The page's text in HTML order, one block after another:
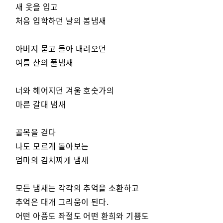
새 옷을 입고
처음 입학하던 날의 봄냄새
아버지 묻고 돌아 내려오던
여름 산의 풀냄새
너와 헤어지던 겨울 호숫가의
마른 갈대 냄새
골목을 걷다
나도 모르게 돌아보는
엄마의 김치찌개 냄새
모든 냄새는 각각의 추억을 소환하고
추억은 대개 그리움이 된다.
어떤 아픔도 좌절도 어떤 환희와 기쁨도